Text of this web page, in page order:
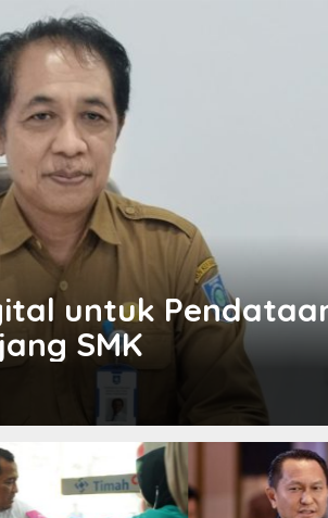
untuk
SMK